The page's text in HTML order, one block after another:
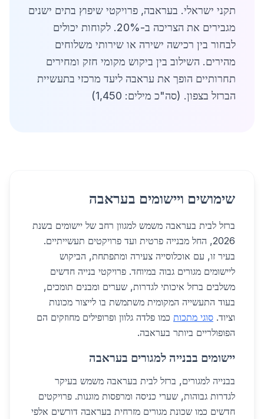
תקני ישראלי. בעראבה, פרויקטי שיפוץ בתים ישנים
מגבירים את הצריכה ב-20%. לקוחות יכולים
לבחור בין רכישה ישירה או שירותי משלוחים
מהירים. השילוב בין ביקוש מקומי חזק ומחירים
תחרותיים הופך את עראבה ליעד מרכזי בתעשיית
הברזל בצפון. (סה"כ מילים: 1,450)
שימושים ויישומים בעראבה
ברזל לבית בעראבה משמש למגוון רחב של יישומים בשנת
2026, החל מבנייה פרטית ועד פרויקטים תעשייתיים.
בעיר זו, עם אוכלוסייה צעירה ומתפתחת, הביקוש
ליישומים מגורים גבוה במיוחד. פרויקטי בנייה חדשים
משלבים ברזל איכותי לגדרות, שערים ומבנים תומכים,
בעוד התעשייה המקומית משתמשת בו לייצור מכונות
וציוד. סוגי מתכות כמו פלדה גלוון ופרופילים מחוזקים הם
הפופולריים ביותר בעראבה.
יישומים בבנייה למגורים בעראבה
בבנייה למגורים, ברזל לבית בעראבה משמש בעיקר
לגדרות גבוהות, שערי כניסה ומרפסות מוגנות. פרויקטים
חדשים כמו שכונת מגורים מזרחית בעראבה דורשים אלפי